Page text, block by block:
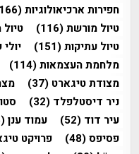
חפירות ארכיאולוגיות(166)
טיול מורשת(116)
טיול עתיקות(151)
מלחמת העצמאות(114)
מצודת טיגארט (37)
ניר דיסטלפלד (32)
עיר דוד (52) עמוד ענן(146)
פסיפס(48) פרויקט